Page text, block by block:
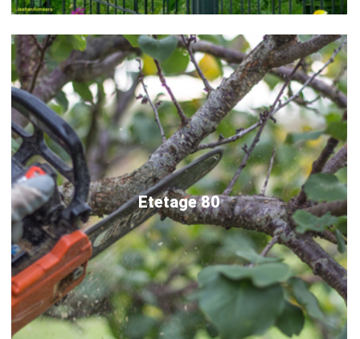
Etetage 80